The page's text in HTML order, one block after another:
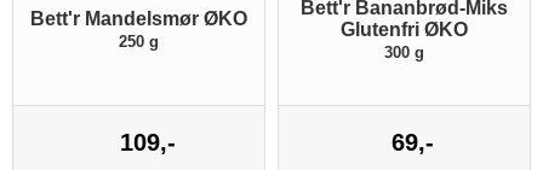
Bett'r Mandelsmør ØKO
250 g
109,-
Bett'r Bananbrød-Miks
Glutenfri ØKO
300 g
69,-